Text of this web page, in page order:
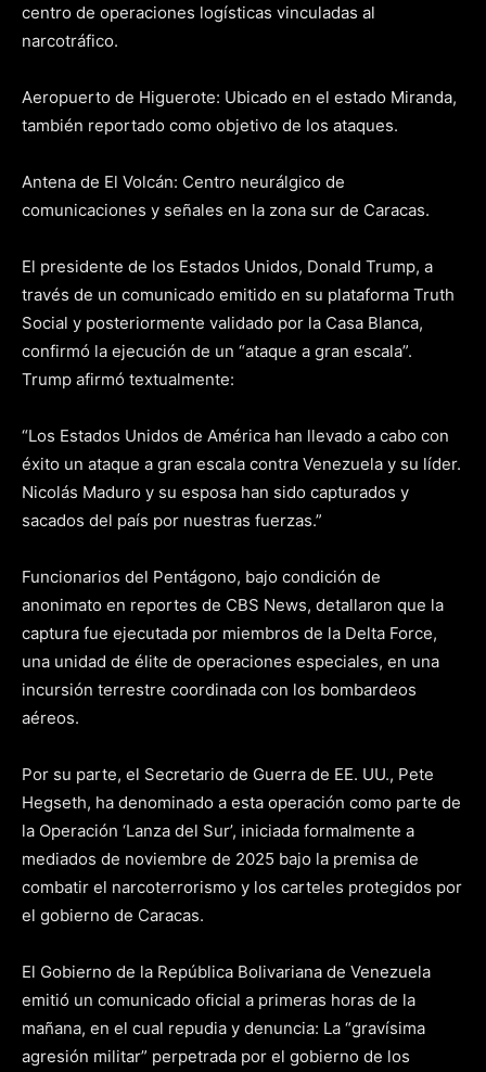
centro de operaciones logísticas vinculadas al
narcotráfico.
Aeropuerto de Higuerote: Ubicado en el estado Miranda,
también reportado como objetivo de los ataques.
Antena de El Volcán: Centro neurálgico de
comunicaciones y señales en la zona sur de Caracas.
El presidente de los Estados Unidos, Donald Trump, a
través de un comunicado emitido en su plataforma Truth
Social y posteriormente validado por la Casa Blanca,
confirmó la ejecución de un “ataque a gran escala”.
Trump afirmó textualmente:
“Los Estados Unidos de América han llevado a cabo con
éxito un ataque a gran escala contra Venezuela y su líder.
Nicolás Maduro y su esposa han sido capturados y
sacados del país por nuestras fuerzas.”
Funcionarios del Pentágono, bajo condición de
anonimato en reportes de CBS News, detallaron que la
captura fue ejecutada por miembros de la Delta Force,
una unidad de élite de operaciones especiales, en una
incursión terrestre coordinada con los bombardeos
aéreos.
Por su parte, el Secretario de Guerra de EE. UU., Pete
Hegseth, ha denominado a esta operación como parte de
la Operación ‘Lanza del Sur’, iniciada formalmente a
mediados de noviembre de 2025 bajo la premisa de
combatir el narcoterrorismo y los carteles protegidos por
el gobierno de Caracas.
El Gobierno de la República Bolivariana de Venezuela
emitió un comunicado oficial a primeras horas de la
mañana, en el cual repudia y denuncia: La “gravísima
agresión militar” perpetrada por el gobierno de los